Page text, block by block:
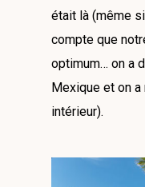
était là (même
compte que
optimum… on a
Mexique et on a
intérieur).